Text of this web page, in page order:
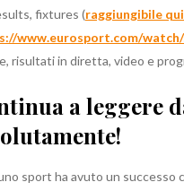
fixtures (raggiungibile qui
www.eurosport.com/
risultati in diretta, video e
a leggere
sport ha avuto un successo